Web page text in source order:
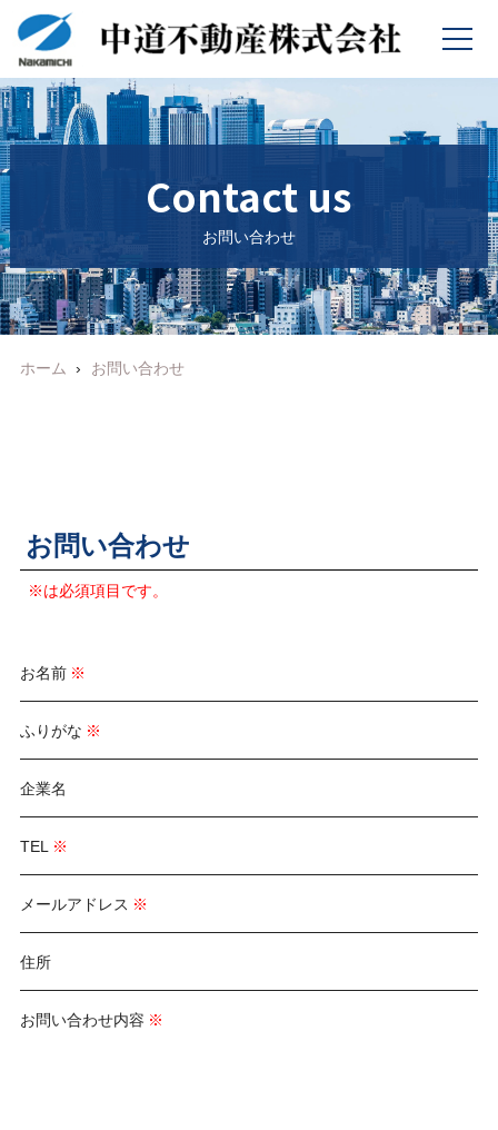
Contact us
お問い合わせ
ホーム お問い合わせ
お問い合わせ
※は必須項目です。
お名前
ふりがな
企業名
TEL
メールアドレス
住所
お問い合わせ内容